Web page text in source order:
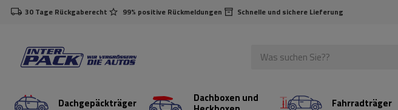
30 Tage Rückgaberecht 99% positive Rückmeldungen Schnelle und sichere Lieferung
Dachgepäckträger Dachboxen und Fahrradträger